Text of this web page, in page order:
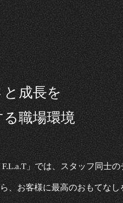
成長を
職場環境
F.L.a.T」では、スタッフ同士
、お客様に最高のおもてなし